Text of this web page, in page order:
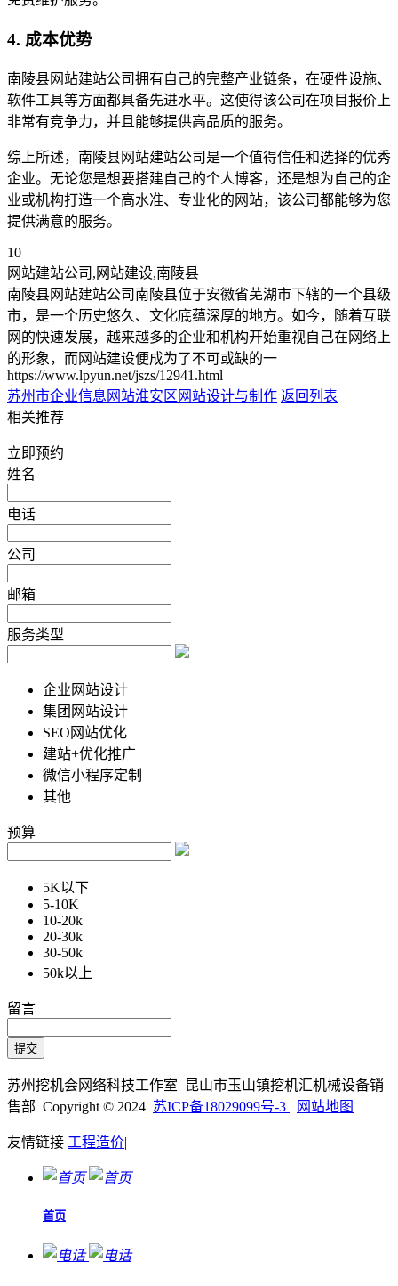
4. 成本优势
南陵县网站建站公司拥有自己的完整产业链条，在硬件设施、
软件工具等方面都具备先进水平。这使得该公司在项目报价上
非常有竞争力，并且能够提供高品质的服务。
综上所述，南陵县网站建站公司是一个值得信任和选择的优秀
企业。无论您是想要搭建自己的个人博客，还是想为自己的企
业或机构打造一个高水准、专业化的网站，该公司都能够为您
提供满意的服务。
10
网站建站公司,网站建设,南陵县
南陵县网站建站公司南陵县位于安徽省芜湖市下辖的一个县级
市，是一个历史悠久、文化底蕴深厚的地方。如今，随着互联
网的快速发展，越来越多的企业和机构开始重视自己在网络上
的形象，而网站建设便成为了不可或缺的一
https://www.lpyun.net/jszs/12941.html
苏州市企业信息网站淮安区网站设计与制作 返回列表
相关推荐
立即预约
姓名
电话
公司
邮箱
服务类型
企业网站设计
集团网站设计
SEO网站优化
建站+优化推广
微信小程序定制
其他
预算
5K以下
5-10K
10-20k
20-30k
30-50k
50k以上
留言
苏州挖机会网络科技工作室 昆山市玉山镇挖机汇机械设备销
售部 Copyright © 2024 苏ICP备18029099号-3 网站地图
友情链接 工程造价|
首页